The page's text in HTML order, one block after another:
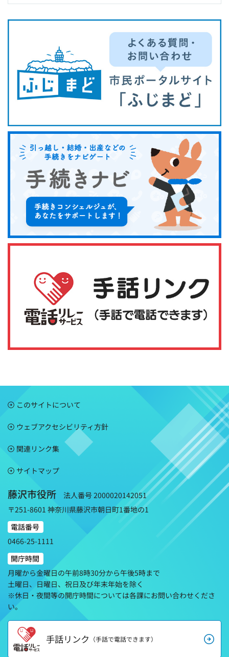
このサイトについて
ウェブアクセシビリティ方針
関連リンク集
サイトマップ
藤沢市役所
法人番号 2000020142051
〒251-8601 神奈川県藤沢市朝日町1番地の1
電話番号
0466-25-1111
開庁時間
月曜から金曜日の午前8時30分から午後5時まで
土曜日、日曜日、祝日及び年末年始を除く
※休日・夜間等の開庁時間については各課にお問い合わせくださ
い。
手話リンク （手話で電話できます）